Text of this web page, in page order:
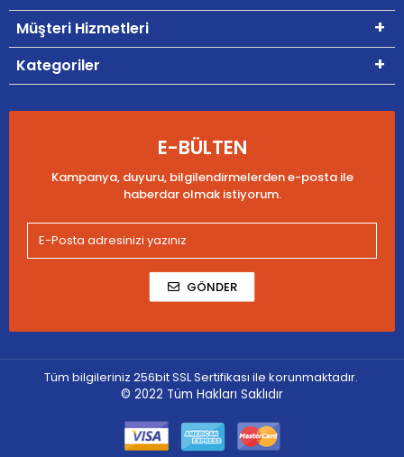
Müşteri Hizmetleri
Kategoriler
E-BÜLTEN
Kampanya, duyuru, bilgilendirmelerden e-posta ile
haberdar olmak istiyorum.
GÖNDER
Tüm bilgileriniz 256bit SSL Sertifikası ile korunmaktadır.
© 2022 Tüm Hakları Saklıdır